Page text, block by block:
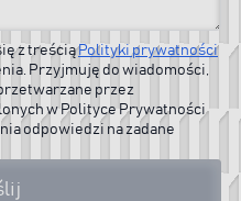
z treściąPolityki prywatności
Przyjmuję do wiadomości,
przez
w Polityce Prywatności
odpowiedzi na zadane